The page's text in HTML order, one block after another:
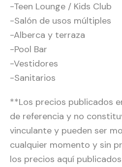
-Teen Lounge / Kids Club
-Salón de usos múltiples
-Alberca y terraza
-Pool Bar
-Vestidores
-Sanitarios
**Los precios publicados
de referencia y no
vinculante y pueden ser
cualquier momento y sin
los precios aquí